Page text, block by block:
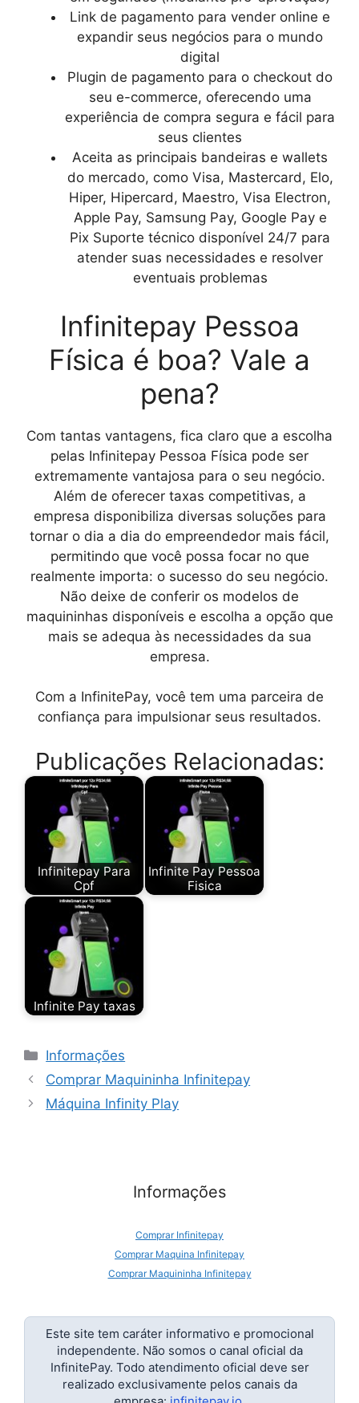
Link de pagamento para vender online e
expandir seus negócios para o mundo
digital
Plugin de pagamento para o checkout do
seu e-commerce, oferecendo uma
experiência de compra segura e fácil para
seus clientes
Aceita as principais bandeiras e wallets
do mercado, como Visa, Mastercard, Elo,
Hiper, Hipercard, Maestro, Visa Electron,
Apple Pay, Samsung Pay, Google Pay e
Pix Suporte técnico disponível 24/7 para
atender suas necessidades e resolver
eventuais problemas
Infinitepay Pessoa
Física é boa? Vale a
pena?
Com tantas vantagens, fica claro que a escolha
pelas Infinitepay Pessoa Física pode ser
extremamente vantajosa para o seu negócio.
Além de oferecer taxas competitivas, a
empresa disponibiliza diversas soluções para
tornar o dia a dia do empreendedor mais fácil,
permitindo que você possa focar no que
realmente importa: o sucesso do seu negócio.
Não deixe de conferir os modelos de
maquininhas disponíveis e escolha a opção que
mais se adequa às necessidades da sua
empresa.
Com a InfinitePay, você tem uma parceira de
confiança para impulsionar seus resultados.
Publicações Relacionadas:
Infinitepay Para
Cpf
Infinite Pay Pessoa
Fisica
Infinite Pay taxas
Categorias
Informações
Comprar Maquininha Infinitepay
Máquina Infinity Play
Informações
Comprar Infinitepay
Comprar Maquina Infinitepay
Comprar Maquininha Infinitepay
Infinite Pay É Confiável
Infinite Pay Maquininha
Infinite Pay Maquininha Preço
Infinite Pay Pessoa Fisica
Este site tem caráter informativo e promocional
independente. Não somos o canal oficial da
InfinitePay. Todo atendimento oficial deve ser
realizado exclusivamente pelos canais da